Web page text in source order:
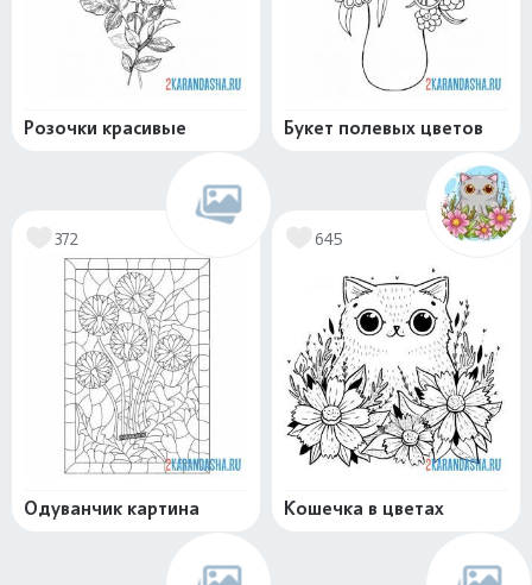
Розочки красивые Букет полевых цветов
372
Одуванчик картина
645
Кошечка в цветах